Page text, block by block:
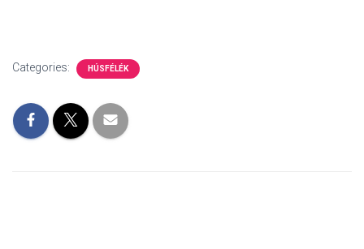
Categories: HÚSFÉLÉK